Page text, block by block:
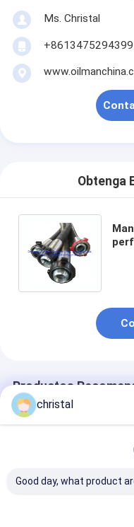
Ms. Christal
+8613475294399
Obtenga
Productos
christal
Good day, what product